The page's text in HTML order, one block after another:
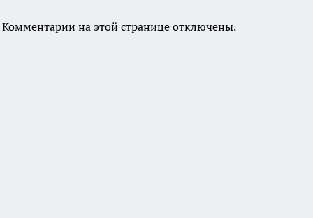
Комментарии на этой странице отключены.